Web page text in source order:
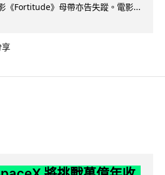
《Fortitude》母帶亦告失蹤。電影...